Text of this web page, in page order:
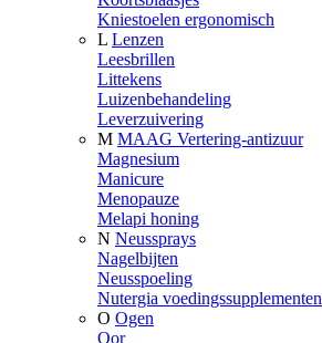
Kniestoelen ergonomisch
L Lenzen
Leesbrillen
Littekens
Luizenbehandeling
Leverzuivering
M MAAG Vertering-antizuur
Magnesium
Manicure
Menopauze
Melapi honing
N Neussprays
Nagelbijten
Neusspoeling
Nutergia voedingssupplementen
O Ogen
Oor